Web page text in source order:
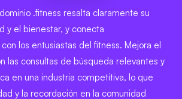
.fitness resalta claramente su
y el bienestar, y conecta
los entusiastas del fitness. Mejora el
las consultas de búsqueda relevantes y
en una industria competitiva, lo que
y la recordación en la comunidad